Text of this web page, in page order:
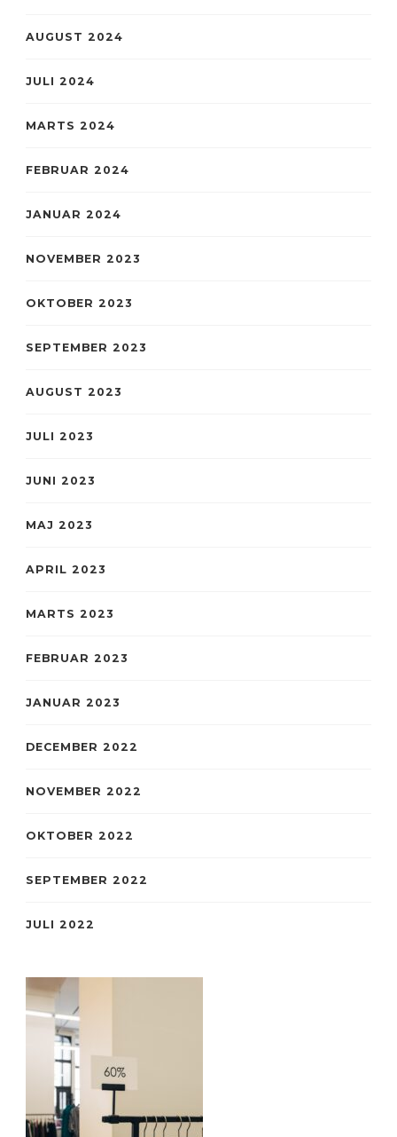
AUGUST 2024
JULI 2024
MARTS 2024
FEBRUAR 2024
JANUAR 2024
NOVEMBER 2023
OKTOBER 2023
SEPTEMBER 2023
AUGUST 2023
JULI 2023
JUNI 2023
MAJ 2023
APRIL 2023
MARTS 2023
FEBRUAR 2023
JANUAR 2023
DECEMBER 2022
NOVEMBER 2022
OKTOBER 2022
SEPTEMBER 2022
JULI 2022